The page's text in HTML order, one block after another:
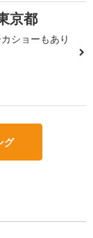
京都
ショーもあり
グ